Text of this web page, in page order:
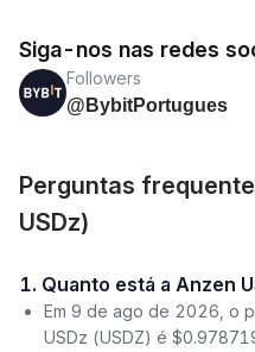
Siga-nos nas redes
Followers
@BybitPortugues
Perguntas
USDz)
1. Quanto está a Anzen
Em 9 de ago de 2026, o
USDz (USDZ) é